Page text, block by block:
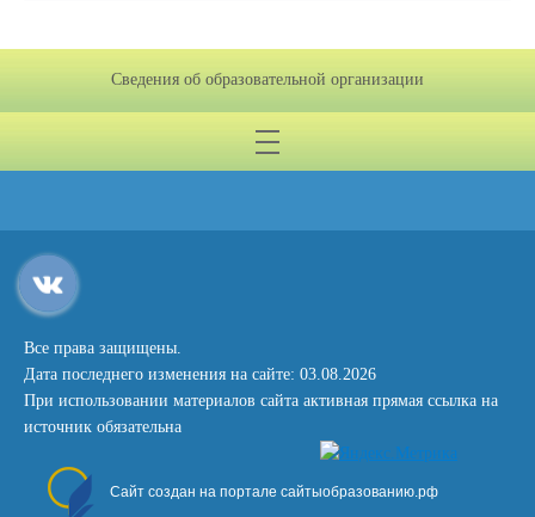
Сведения об образовательной организации
Все права защищены.
Дата последнего изменения на сайте: 03.08.2026
При использовании материалов сайта активная прямая ссылка на
источник обязательна
Сайт создан на портале сайтыобразованию.рф